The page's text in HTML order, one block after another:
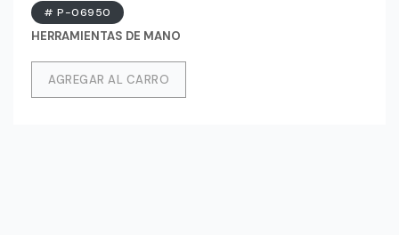
# P-06950
HERRAMIENTAS DE MANO
AGREGAR AL CARRO